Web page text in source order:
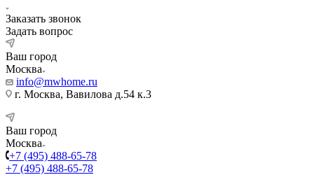
Заказать звонок
Задать вопрос
Ваш город
Москва
info@mwhome.ru
г. Москва, Вавилова д.54 к.3
Ваш город
Москва
+7 (495) 488-65-78
+7 (495) 488-65-78